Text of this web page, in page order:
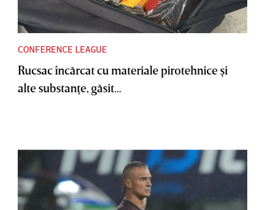
CONFERENCE LEAGUE
Rucsac încărcat cu materiale pirotehnice şi
alte substanţe, găsit...